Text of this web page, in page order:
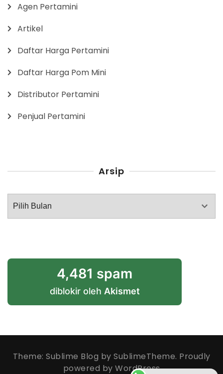
Agen Pertamini
Artikel
Daftar Harga Pertamini
Daftar Harga Pom Mini
Distributor Pertamini
Penjual Pertamini
Arsip
Arsip
4,481 spam
diblokir oleh Akismet
Theme: Sublime Blog by SublimeTheme. Proudly
powered by WordPress